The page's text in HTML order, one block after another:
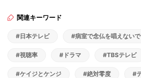
関連キーワード
#日本テレビ #病室で念仏を唱えない
#視聴率 #ドラマ #TBSテレビ
#ケイジとケンジ #絶対零度 #